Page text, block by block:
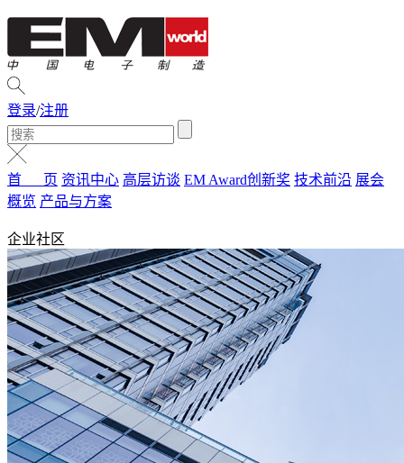
登录/注册
首 页 资讯中心 高层访谈 EM Award创新奖 技术前沿 展会
概览 产品与方案
企业社区